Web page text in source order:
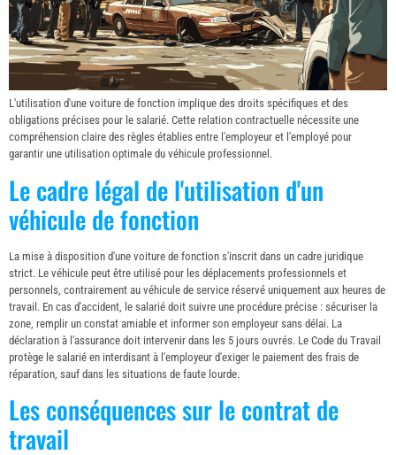
L'utilisation d'une voiture de fonction implique des droits spécifiques et des
obligations précises pour le salarié. Cette relation contractuelle nécessite une
compréhension claire des règles établies entre l'employeur et l'employé pour
garantir une utilisation optimale du véhicule professionnel.
Le cadre légal de l'utilisation d'un
véhicule de fonction
La mise à disposition d'une voiture de fonction s'inscrit dans un cadre juridique
strict. Le véhicule peut être utilisé pour les déplacements professionnels et
personnels, contrairement au véhicule de service réservé uniquement aux heures de
travail. En cas d'accident, le salarié doit suivre une procédure précise : sécuriser la
zone, remplir un constat amiable et informer son employeur sans délai. La
déclaration à l'assurance doit intervenir dans les 5 jours ouvrés. Le Code du Travail
protège le salarié en interdisant à l'employeur d'exiger le paiement des frais de
réparation, sauf dans les situations de faute lourde.
Les conséquences sur le contrat de
travail